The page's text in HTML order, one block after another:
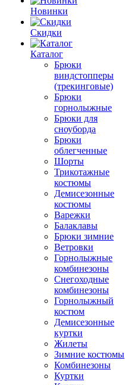
Новинки
Скидки
Каталог
Брюки
виндстопперы
(трекинговые)
Брюки
горнолыжные
Брюки для
сноуборда
Брюки
облегченные
Шорты
Трикотажные
костюмы
Демисезонные
костюмы
Варежки
Балаклавы
Брюки зимние
Ветровки
Горнолыжные
комбинезоны
Снегоходные
комбинезоны
Горнолыжный
костюм
Демисезонные
куртки
Жилеты
Зимние костюмы
Комбинезоны
Куртки